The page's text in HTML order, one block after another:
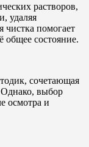
растворов,
удаляя
чистка помогает
общее состояние.
сочетающая
Однако, выбор
осмотра и